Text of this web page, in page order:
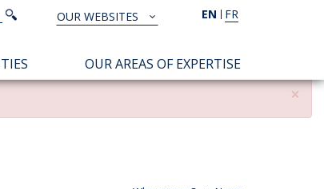
EN FR
TOUS
NOS
SITES
OUR WEBSITES
Search
Search
OUR AREAS OF EXPERTISE
×